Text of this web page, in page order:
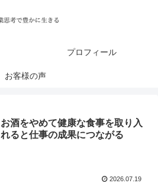
プロフィール
お客様の声
お酒をやめて健康な食事を取り入
れると仕事の成果につながる
2026.07.19